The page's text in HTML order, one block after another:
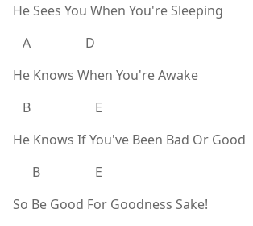
He Sees You When You're Sleeping
A D
He Knows When You're Awake
B E
He Knows If You've Been Bad Or Good
B E
So Be Good For Goodness Sake!